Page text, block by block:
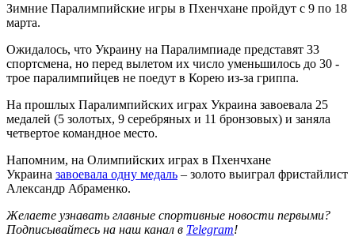
Зимние Паралимпийские игры в Пхенчхане пройдут с 9 по 18
марта.
Ожидалось, что Украину на Паралимпиаде представят 33
спортсмена, но перед вылетом их число уменьшилось до 30 -
трое паралимпийцев не поедут в Корею из-за гриппа.
На прошлых Паралимпийских играх Украина завоевала 25
медалей (5 золотых, 9 серебряных и 11 бронзовых) и заняла
четвертое командное место.
Напомним, на Олимпийских играх в Пхенчхане
Украина завоевала одну медаль – золото выиграл фристайлист
Александр Абраменко.
Желаете узнавать главные спортивные новости первыми?
Подписывайтесь на наш канал в Telegram!